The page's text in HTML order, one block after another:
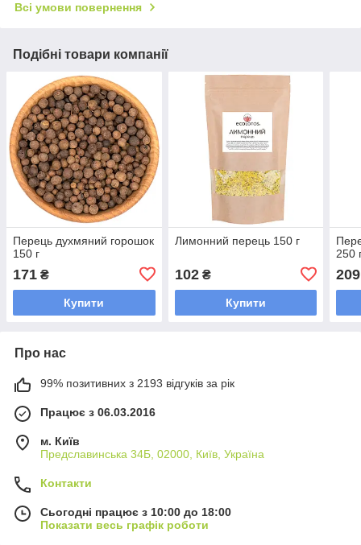
Всі умови повернення
Подібні товари компанії
Перець духмяний горошок
150 г
171 ₴
Купити
Лимонний перець 150 г
102₴
Купити
250
209
Про нас
99% позитивних з 2193 відгуків за рік
Працює з 06.03.2016
м. Київ
Предславинська 34Б, 02000, Київ, Україна
Контакти
Сьогодні працює з 10:00 до 18:00
Показати весь графік роботи